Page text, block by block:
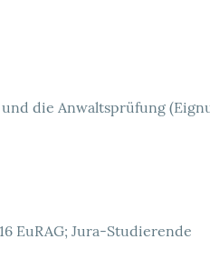
die Anwaltsprüfung
EuRAG; Jura-Studierende